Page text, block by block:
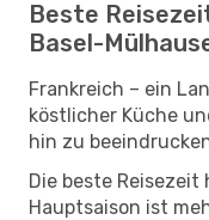
Beste
Basel-
Frankreich – ein
köstlicher Küche
hin zu
Die beste
Hauptsaison ist